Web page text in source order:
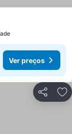
Ver preços
Partilhar